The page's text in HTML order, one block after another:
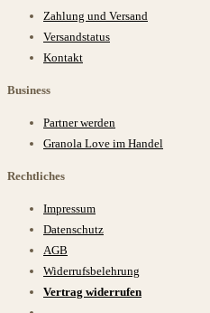
Zahlung und Versand
Versandstatus
Kontakt
Business
Partner werden
Granola Love im Handel
Rechtliches
Impressum
Datenschutz
AGB
Widerrufsbelehrung
Vertrag widerrufen